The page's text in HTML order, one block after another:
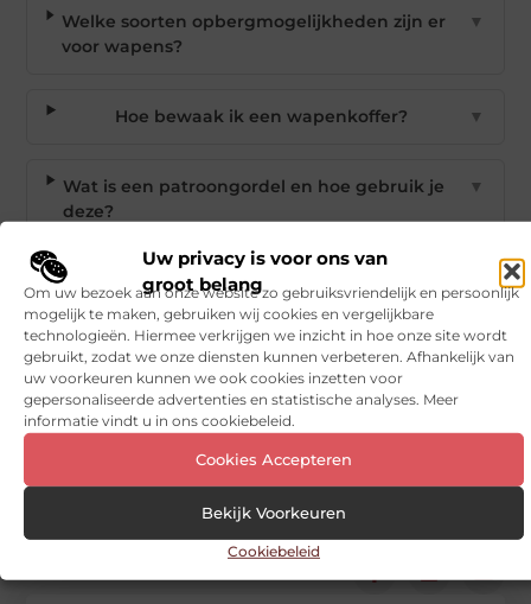
Uw privacy is voor ons van
groot belang
Om uw bezoek aan onze website zo gebruiksvriendelijk en persoonlijk
mogelijk te maken, gebruiken wij cookies en vergelijkbare
technologieën. Hiermee verkrijgen we inzicht in hoe onze site wordt
gebruikt, zodat we onze diensten kunnen verbeteren. Afhankelijk van
uw voorkeuren kunnen we ook cookies inzetten voor
gepersonaliseerde advertenties en statistische analyses. Meer
informatie vindt u in ons cookiebeleid.
Cookies Accepteren
Bekijk Voorkeuren
Cookiebeleid
Welke soorten opbergmogelijkheden zijn er
voor wapens?
▼
Hoe bewaak ik een wapenkoffer? ▼
Wat is een patroongordel en hoe gebruik je
deze?
▼
Wat bevat een jagerstas en wanneer heb je
deze nodig?
Goed artikel? Deel hem dan op:
X Facebook Pinterest